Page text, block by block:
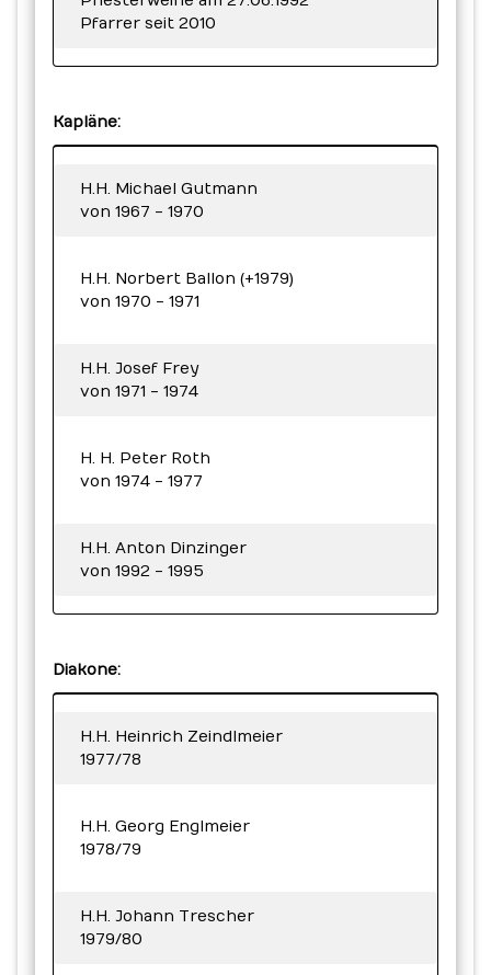
Pfarrer seit 2010
Kapläne:
H.H. Michael Gutmann
von 1967 - 1970
H.H. Norbert Ballon (+1979)
von 1970 - 1971
H.H. Josef Frey
von 1971 - 1974
H. H. Peter Roth
von 1974 - 1977
H.H. Anton Dinzinger
von 1992 - 1995
Diakone:
H.H. Heinrich Zeindlmeier
1977/78
H.H. Georg Englmeier
1978/79
H.H. Johann Trescher
1979/80